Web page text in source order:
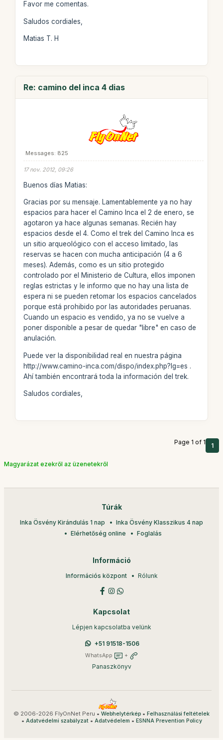
Favor me comentas.
Saludos cordiales,
Matias T. H
Re: camino del inca 4 dias
Messages: 825
17 nov. 2012, 09:26
Buenos días Matias:
Gracias por su mensaje. Lamentablemente ya no hay
espacios para hacer el Camino Inca el 2 de enero, se
agotaron ya hace algunas semanas. Recién hay
espacios desde el 4. Como el trek del Camino Inca es
un sitio arqueológico con el acceso limitado, las
reservas se hacen con mucha anticipación (4 a 6
meses). Además, como es un sitio protegido
controlado por el Ministerio de Cultura, ellos imponen
reglas estrictas y le informo que no hay una lista de
espera ni se pueden retomar los espacios cancelados
porque está prohibido por las autoridades peruanas.
Cuando un espacio es vendido, ya no se vuelve a
poner disponible a pesar de quedar "libre" en caso de
anulación.
Puede ver la disponibilidad real en nuestra página
http://www.camino-inca.com/dispo/index.php?lg=es .
Ahí también encontrará toda la información del trek.
Saludos cordiales,
Page 1 of 1 1
Magyarázat ezekről az üzenetekről
Túrák
Inka Ösvény Kirándulás 1 nap
Inka Ösvény Klasszikus 4 nap
Elérhetőség online
Foglalás
Információ
Információs központ Rólunk
Kapcsolat
Lépjen kapcsolatba velünk
+51 91518-1506
WhatsApp +
Panaszkönyv
© 2006-2026 FlyOnNet Peru • Webhelytérkép • Felhasználási feltételek
• Adatvédelmi szabályzat• Adatvédelem • ESNNA Prevention Policy